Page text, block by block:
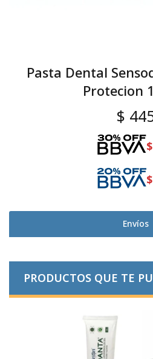
Pasta Dental
Protecion
$
$
$
Envíos
PRODUCTOS QUE TE